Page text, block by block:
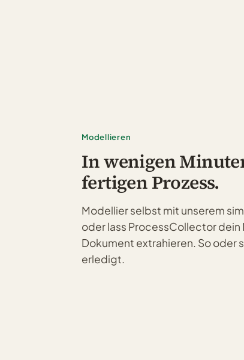
Modellieren
In wenigen
fertigen Prozess.
Modellier selbst mit unserem
oder lass ProcessCollector dein
Dokument extrahieren. So oder
erledigt.